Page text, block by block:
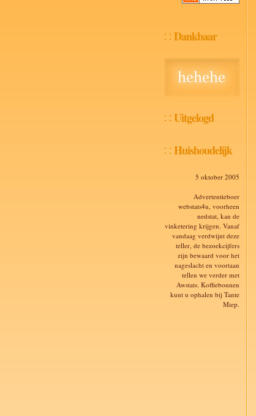
Dankbaar
Uitgelogd
Huishoudelijk
5 oktober 2005
Advertentieboer
webstats4u, voorheen
nedstat, kan de
vinketering krijgen. Vanaf
vandaag verdwijnt deze
teller, de bezoekcijfers
zijn bewaard voor het
nageslacht en voortaan
tellen we verder met
Awstats. Koffiebonnen
kunt u ophalen bij Tante
Miep.